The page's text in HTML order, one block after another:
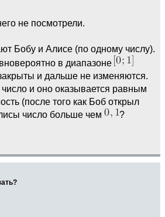
не посмотрели.
Бобу и Алисе (по одному числу).
в диапазоне
и дальше не изменяются.
и оно оказывается равным
(после того как Боб открыл
число больше чем
?